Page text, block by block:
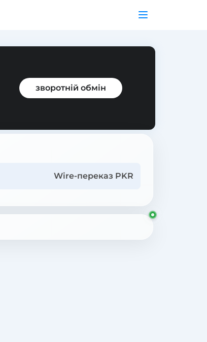
зворотній обмін
Wire-переказ PKR